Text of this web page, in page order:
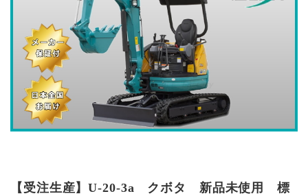
【受注生産】U-20-3a クボタ 新品未使用 標